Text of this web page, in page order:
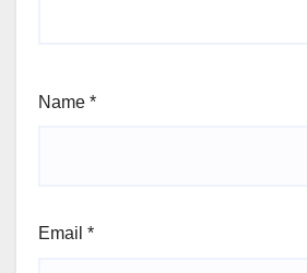
Name *
Email *